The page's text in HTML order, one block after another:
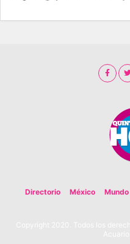
Directorio México Mundo